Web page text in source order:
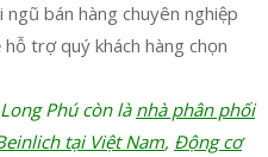
bán hàng chuyên nghiệp
trợ quý khách hàng chọn
Phú còn là nhà phân phối
tại Việt Nam, Động cơ